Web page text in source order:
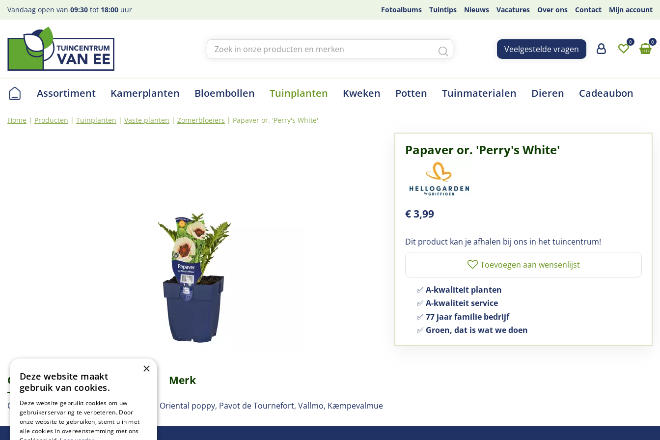
Ga
naar
Home Producten Tuinplanten Vaste planten Zomerbloeiers Papaver or. 'Perry's White'
Vandaag open van 09:30 tot 18:00 uur Fotoalbums Tuintips Nieuws Vacatures Over ons Contact Mijn account
Veelgestelde vragen
Assortiment Kamerplanten Bloembollen Tuinplanten Kweken Potten Tuinmaterialen Dieren Cadeaubon
Papaver or. 'Perry's White'
€3,99
Dit product kan je afhalen bij ons in het tuincentrum!
✅ A-kwaliteit planten
✅ A-kwaliteit service
✅ 77 jaar familie bedrijf
✅ Groen, dat is wat we doen
Omschrijving Specificaties Merk
Oosterse klaproos, Orientalischer Mohn, Oriental poppy, Pavot de Tournefort, Vallmo, Kæmpevalmue
×
Deze website maakt
gebruik van cookies.
Deze website gebruikt cookies om uw
gebruikerservaring te verbeteren. Door
onze website te gebruiken, stemt u in met
alle cookies in overeenstemming met ons